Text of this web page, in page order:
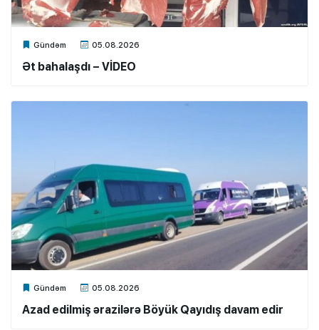
Gündəm 05.08.2026
Xalq.Online
Ət bahalaşdı – VİDEO
Gündəm 05.08.2026
Xalq.Online
Azad edilmiş ərazilərə Böyük Qayıdış davam edir